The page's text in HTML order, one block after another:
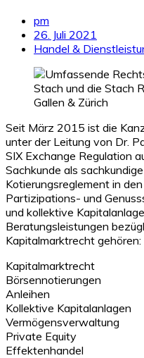
pm
26. Juli 2021
Handel &
Seit März 2015 ist die
unter der Leitung von Dr.
SIX Exchange Regulation
Sachkunde als
Kotierungsreglement in
Partizipations- und
und kollektive
Beratungsleistungen
Kapitalmarktrecht gehören:
Kapitalmarktrecht
Börsennotierungen
Anleihen
Kollektive Kapitalanlagen
Vermögensverwaltung
Private Equity
Effektenhandel